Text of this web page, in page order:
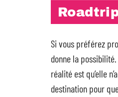
Si vous préférez
donne la
réalité est qu’elle
destination pour